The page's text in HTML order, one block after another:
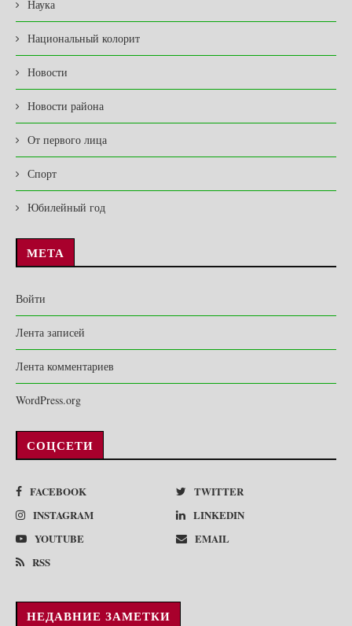
Наука
Национальный колорит
Новости
Новости района
От первого лица
Спорт
Юбилейный год
МЕТА
Войти
Лента записей
Лента комментариев
WordPress.org
СОЦСЕТИ
FACEBOOK
TWITTER
INSTAGRAM
LINKEDIN
YOUTUBE
EMAIL
RSS
НЕДАВНИЕ ЗАМЕТКИ